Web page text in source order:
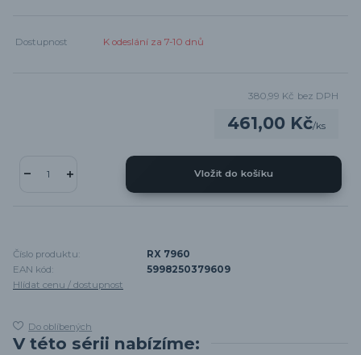
Dostupnost K odeslání za 7-10 dnů
461,00 Kč/ks
380,99 Kč bez DPH
Vložit do košíku
Číslo produktu:
RX 7960
EAN kód:
5998250379609
Hlídat cenu / dostupnost
Do oblíbených
V této sérii nabízíme: